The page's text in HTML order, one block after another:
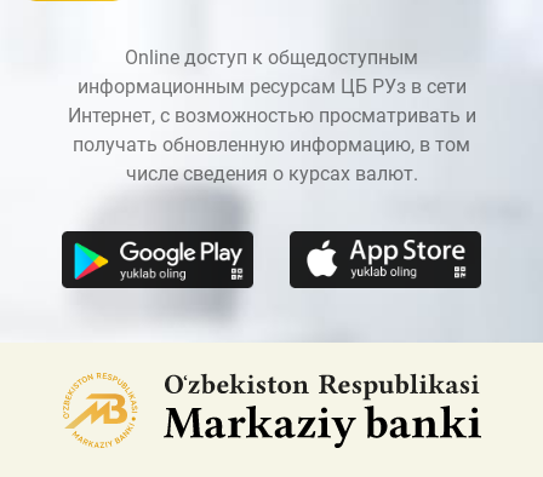
Online доступ к общедоступным
информационным ресурсам ЦБ РУз в сети
Интернет, с возможностью просматривать и
получать обновленную информацию, в том
числе сведения о курсах валют.